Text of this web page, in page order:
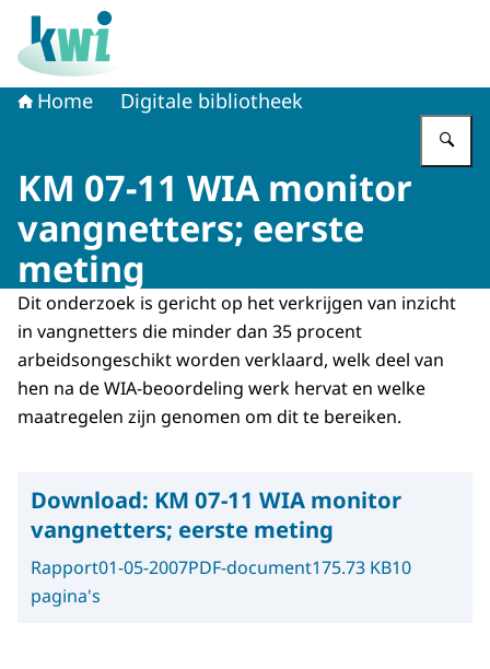
Naar de homepage van Kennisplatform Werk en
Home Digitale bibliotheek
KM 07-11 WIA monitor
vangnetters; eerste
meting
Dit onderzoek is gericht op het verkrijgen van inzicht
in vangnetters die minder dan 35 procent
arbeidsongeschikt worden verklaard, welk deel van
hen na de WIA-beoordeling werk hervat en welke
maatregelen zijn genomen om dit te bereiken.
Download: KM 07-11 WIA monitor
vangnetters; eerste meting
Rapport01-05-2007PDF-document175.73 KB10
pagina's